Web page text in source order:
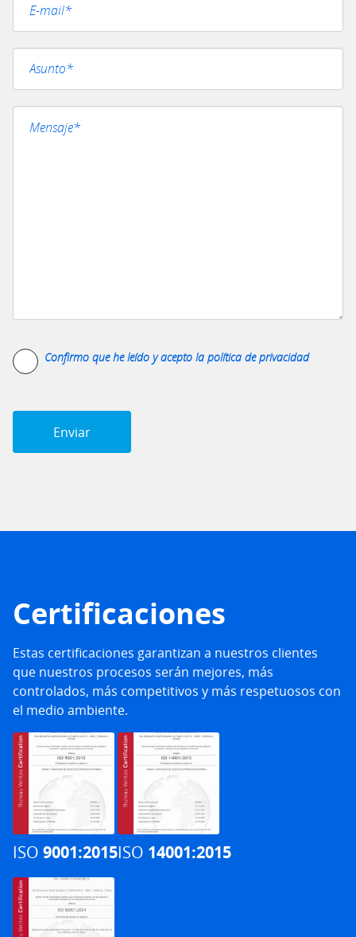
Confirmo que he leído y acepto la política de privacidad
Certificaciones
Estas certificaciones garantizan a nuestros clientes
que nuestros procesos serán mejores, más
controlados, más competitivos y más respetuosos con
el medio ambiente.
ISO 9001:2015ISO 14001:2015